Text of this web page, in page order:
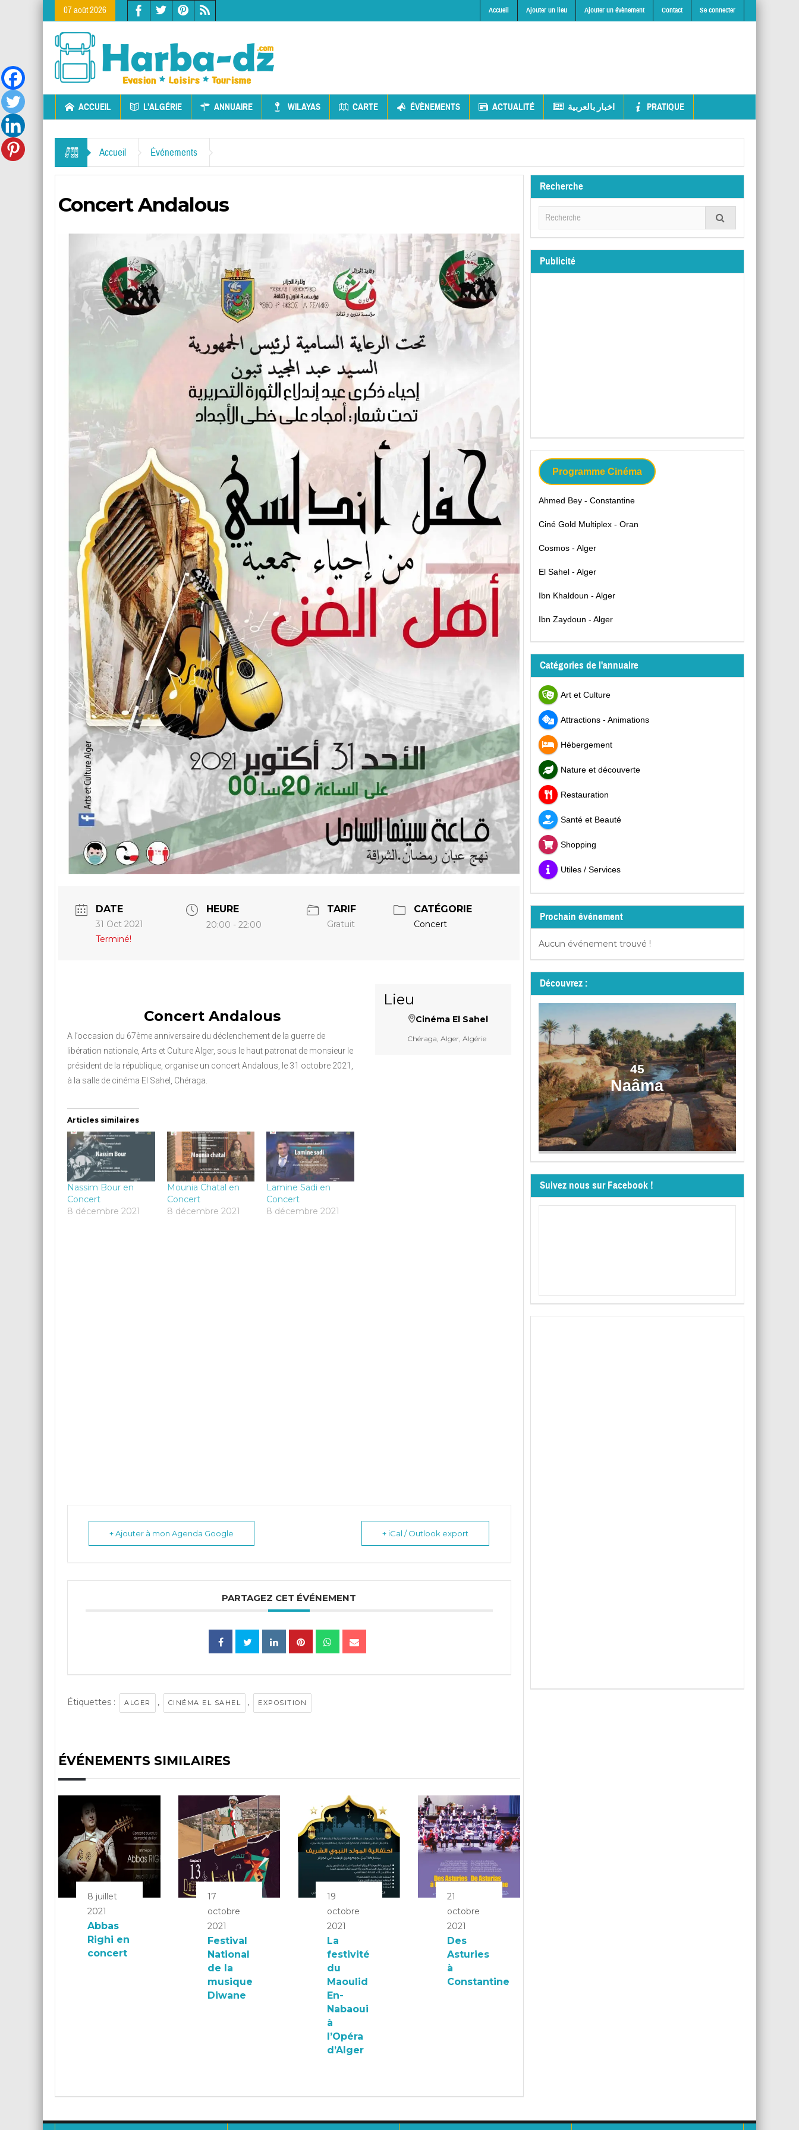
07 août 2026 Accueil Ajouter un lieu Ajouter un évènement Contact Se connecter
ACCUEIL L’ALGÉRIE ANNUAIRE WILAYAS CARTE ÉVÈNEMENTS ACTUALITÉ اخبار بالعربية PRATIQUE
Accueil Événements
Concert Andalous
DATE
31 Oct 2021
Terminé!
HEURE
20:00 - 22:00
TARIF
Gratuit
CATÉGORIE
Concert
Concert Andalous
A l’occasion du 67ème anniversaire du déclenchement de la guerre de
libération nationale, Arts et Culture Alger, sous le haut patronat de monsieur le
président de la république, organise un concert Andalous, le 31 octobre 2021,
à la salle de cinéma El Sahel, Chéraga.
Articles similaires
Nassim Bour en
Concert
8 décembre 2021
Mounia Chatal en
Concert
8 décembre 2021
Lamine Sadi en
Concert
8 décembre 2021
Lieu
Cinéma El Sahel
Chéraga, Alger, Algérie
+ Ajouter à mon Agenda Google + iCal / Outlook export
PARTAGEZ CET ÉVÉNEMENT
Étiquettes : ALGER , CINÉMA EL SAHEL , EXPOSITION
ÉVÉNEMENTS SIMILAIRES
8 juillet
2021
Abbas
Righi en
concert
17
octobre
2021
Festival
National
de la
musique
Diwane
19
octobre
2021
La
festivité
du
Maoulid
En-
Nabaoui
à
l’Opéra
d’Alger
21
octobre
2021
Des
Asturies
à
Constantine
Recherche
Publicité
Programme Cinéma
Ahmed Bey - Constantine
Ciné Gold Multiplex - Oran
Cosmos - Alger
El Sahel - Alger
Ibn Khaldoun - Alger
Ibn Zaydoun - Alger
Catégories de l'annuaire
Art et Culture
Attractions - Animations
Hébergement
Nature et découverte
Restauration
Santé et Beauté
Shopping
Utiles / Services
Prochain événement
Aucun événement trouvé !
Découvrez :
45
Naâma
Suivez nous sur Facebook !